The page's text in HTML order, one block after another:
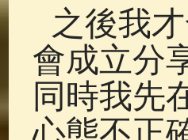
之後我
會成立分
同時我先